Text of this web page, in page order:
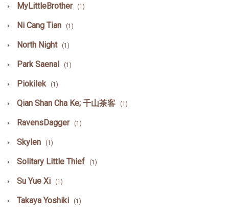
MyLittleBrother (1)
Ni Cang Tian (1)
North Night (1)
Park Saenal (1)
Piokilek (1)
Qian Shan Cha Ke; 千山茶客 (1)
RavensDagger (1)
Skylen (1)
Solitary Little Thief (1)
Su Yue Xi (1)
Takaya Yoshiki (1)